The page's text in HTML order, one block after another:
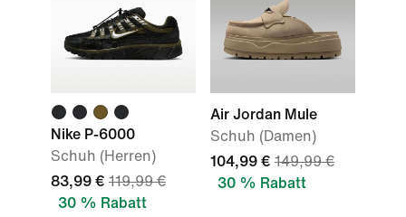
Nike P-6000
Schuh (Herren)
83,99 € 119,99 €
30 % Rabatt
Air Jordan Mule
Schuh (Damen)
104,99 € 149,99 €
30 % Rabatt